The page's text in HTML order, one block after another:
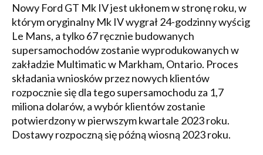
Nowy Ford GT Mk IV jest ukłonem w stronę roku, w
którym oryginalny Mk IV wygrał 24-godzinny wyścig
Le Mans, a tylko 67 ręcznie budowanych
supersamochodów zostanie wyprodukowanych w
zakładzie Multimatic w Markham, Ontario. Proces
składania wniosków przez nowych klientów
rozpocznie się dla tego supersamochodu za 1,7
miliona dolarów, a wybór klientów zostanie
potwierdzony w pierwszym kwartale 2023 roku.
Dostawy rozpoczną się późną wiosną 2023 roku.